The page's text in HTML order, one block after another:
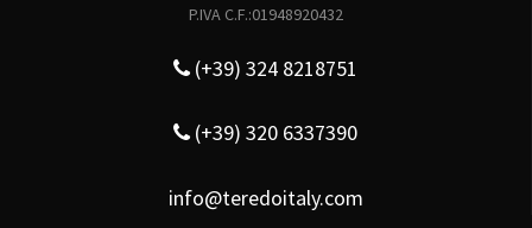
P.IVA C.F.:01948920432
(+39) 324 8218751
(+39) 320 6337390
info@teredoitaly.com